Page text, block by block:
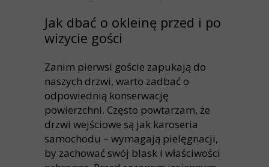
Jak dbać o okleinę przed i po
wizycie gości
Zanim pierwsi goście zapukają do
naszych drzwi, warto zadbać o
odpowiednią konserwację
powierzchni. Często powtarzam, że
drzwi wejściowe są jak karoseria
samochodu – wymagają pielęgnacji,
by zachować swój blask i właściwości